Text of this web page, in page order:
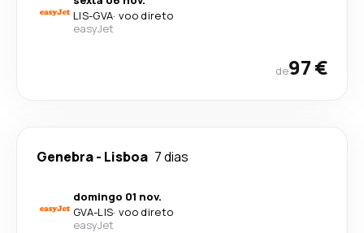
LIS-GVA· voo direto
easyJet
de97 €
Genebra- Lisboa 7 dias
domingo 01 nov.
GVA-LIS· voo direto
easyJet